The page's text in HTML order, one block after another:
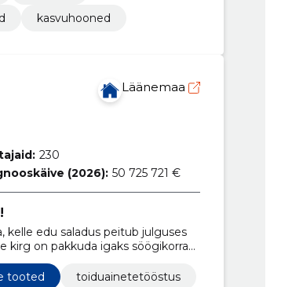
kasvuhooned
Läänemaa
230
(2026): 50 725 721 €
edu saladus peitub julguses
kirg on pakkuda igaks söögikorraks
tooted
toiduainetetööstus